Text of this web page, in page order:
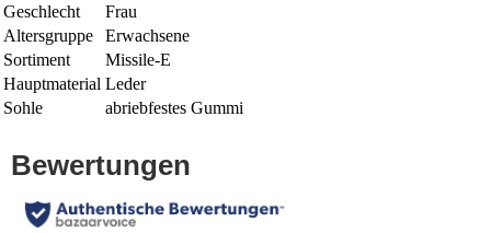
Geschlecht
Frau
Altersgruppe
Erwachsene
Sortiment
Missile-E
Hauptmaterial Leder
Sohle
abriebfestes Gummi